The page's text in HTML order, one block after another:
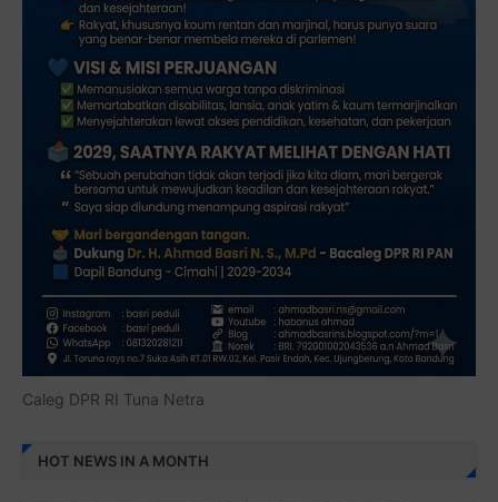
Caleg DPR RI Tuna Netra
HOT NEWS IN A MONTH